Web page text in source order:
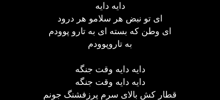
دایه دایه
ای تو نبض هر سلامو هر درود
ای وطن که بسته ای به تارو پوودم
به تاروپوودم
دایه دایه وقت جنگه
دایه دایه وقت جنگه
قطار کش بالای سرم پرزفشنگ جونم